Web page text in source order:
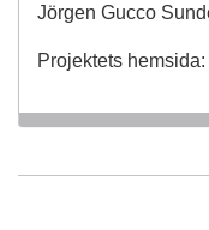
Jörgen Gucco
Projektets hemsida: